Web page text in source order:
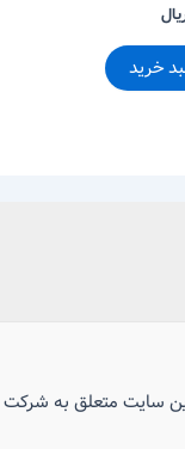
خرید
سایت متعلق به